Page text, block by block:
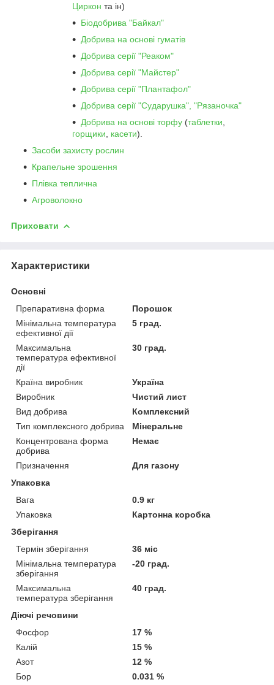
Циркон та ін)
Біодобрива "Байкал"
Добрива на основі гуматів
Добрива серії "Реаком"
Добрива серії "Майстер"
Добрива серії "Плантафол"
Добрива серії "Сударушка", "Рязаночка"
Добрива на основі торфу (таблетки
горщики
касети).
Засоби захисту рослин
Крапельне зрошення
Плівка теплична
Агроволокно
Приховати
Характеристики
Основні
Препаративна форма
Порошок
Мінімальна температура
ефективної дії
5 град.
Максимальна
температура ефективної
дії
30 град.
Країна виробник
Україна
Виробник
Чистий лист
Вид добрива
Комплексний
Тип комплексного добрива
Мінеральне
Концентрована форма
добрива
Немає
Призначення
Для газону
Упаковка
Вага
0.9 кг
Упаковка
Картонна коробка
Зберігання
Термін зберігання
36 міс
Мінімальна температура
зберігання
-20 град.
Максимальна
температура зберігання
40 град.
Діючі речовини
Фосфор
17 %
Калій
15 %
Азот
12 %
Бор
0.031 %